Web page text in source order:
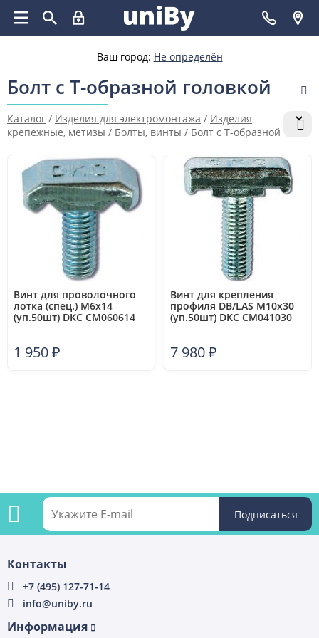
Ваш город: Не определён
Болт с Т-образной головкой
Каталог / Изделия для электромонтажа / Изделия
крепежные, метизы / Болты, винты / Болт с Т-образной
Винт для проволочного
лотка (спец.) М6х14
(уп.50шт) DKC CM060614
1 950₽
Винт для крепления
профиля DB/LAS М10х30
(уп.50шт) DKC CM041030
7 980₽
Контакты
+7 (495) 127-71-14
info@uniby.ru
Информация